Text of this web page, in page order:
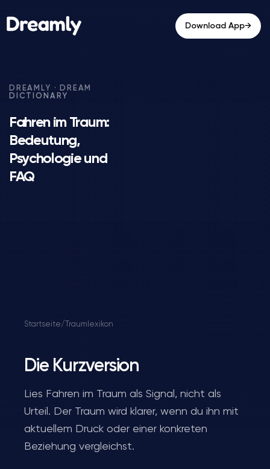
Download App→
Fahren im Traum:
Bedeutung,
Psychologie und
FAQ
Startseite/ Traumlexikon
Die Kurzversion
Lies Fahren im Traum als Signal, nicht als
Urteil. Der Traum wird klarer, wenn du ihn mit
aktuellem Druck oder einer konkreten
Beziehung vergleichst.